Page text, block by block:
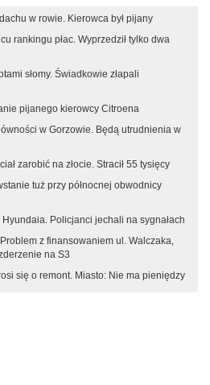
w rowie. Kierowca był pijany
rankingu płac. Wyprzedził tylko dwa
słomy. Świadkowie złapali
pijanego kierowcy Citroena
w Gorzowie. Będą utrudnienia w
zarobić na złocie. Stracił 55 tysięcy
tuż przy północnej obwodnicy
Policjanci jechali na sygnałach
z finansowaniem ul. Walczaka,
na S3
się o remont. Miasto: Nie ma pieniędzy